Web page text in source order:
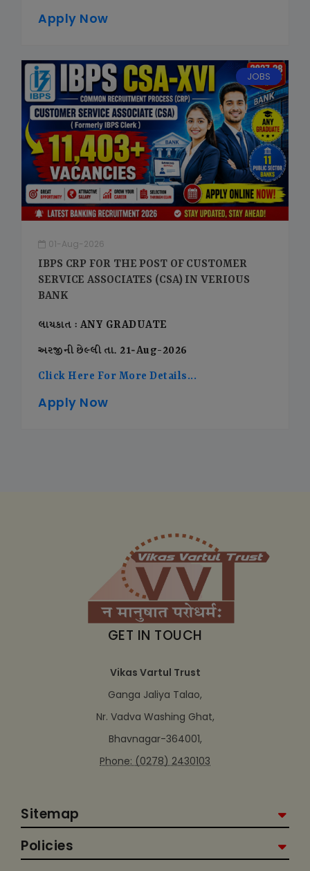
Apply Now
JOBS
01-Aug-2026
IBPS CRP FOR THE POST OF CUSTOMER
SERVICE ASSOCIATES (CSA) IN VERIOUS
BANK
લાયકાત : ANY GRADUATE
અરજીની છેલ્લી તા. 21-Aug-2026
Click Here For More Details...
Apply Now
GET IN TOUCH
Vikas Vartul Trust
Ganga Jaliya Talao,
Nr. Vadva Washing Ghat,
Bhavnagar-364001,
Phone: (0278) 2430103
Sitemap
Policies